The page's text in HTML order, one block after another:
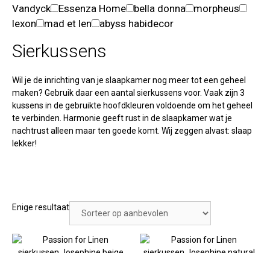
Sierkussens
Wil je de inrichting van je slaapkamer nog meer tot een geheel
maken? Gebruik daar een aantal sierkussens voor. Vaak zijn 3
kussens in de gebruikte hoofdkleuren voldoende om het geheel
te verbinden. Harmonie geeft rust in de slaapkamer wat je
nachtrust alleen maar ten goede komt. Wij zeggen alvast: slaap
lekker!
Enige resultaat
Vandyck
Essenza Home bella donna
morpheus
lexon
mad et len abyss habidecor